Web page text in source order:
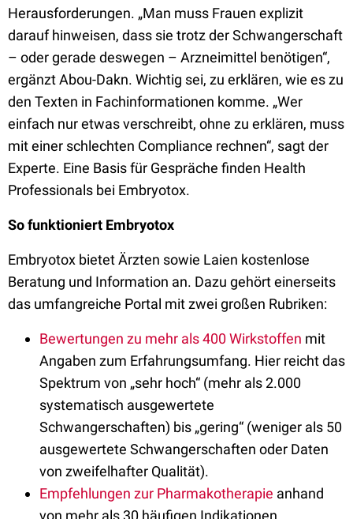
Herausforderungen. „Man muss Frauen explizit
darauf hinweisen, dass sie trotz der Schwangerschaft
– oder gerade deswegen – Arzneimittel benötigen“,
ergänzt Abou-Dakn. Wichtig sei, zu erklären, wie es zu
den Texten in Fachinformationen komme. „Wer
einfach nur etwas verschreibt, ohne zu erklären, muss
mit einer schlechten Compliance rechnen“, sagt der
Experte. Eine Basis für Gespräche finden Health
Professionals bei Embryotox.
So funktioniert Embryotox
Embryotox bietet Ärzten sowie Laien kostenlose
Beratung und Information an. Dazu gehört einerseits
das umfangreiche Portal mit zwei großen Rubriken:
Bewertungen zu mehr als 400 Wirkstoffen mit
Angaben zum Erfahrungsumfang. Hier reicht das
Spektrum von „sehr hoch“ (mehr als 2.000
systematisch ausgewertete
Schwangerschaften) bis „gering“ (weniger als 50
ausgewertete Schwangerschaften oder Daten
von zweifelhafter Qualität).
Empfehlungen zur Pharmakotherapie anhand
von mehr als 30 häufigen Indikationen.